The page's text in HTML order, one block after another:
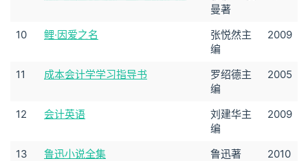
曼著
10 鲤·因爱之名
张悦然主
编
2009
11 成本会计学学习指导书
罗绍德主
编
2005
12 会计英语
刘建华主
编
2009
13 鲁迅小说全集 鲁迅著
2010